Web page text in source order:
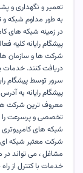
تعمیر و نگهداری و
به طور مداوم شبکه و
در زمینه شبکه های
پیشگام رایانه کلیه
شرکت ها و سازمان
دریافت کنند. خدمات
سرور توسط پیشگام
پیشگام رایانه به آدرس
معروف ترین شرکت
تخصصی و پرسرعت را
شبکه های
شرکت معتبر شبکه
مشاغل ، می تواند در
خدمات با کنترل از